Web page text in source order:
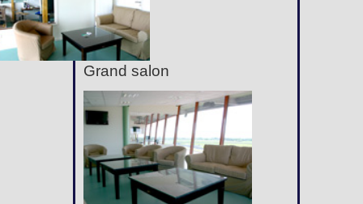
Grand salon